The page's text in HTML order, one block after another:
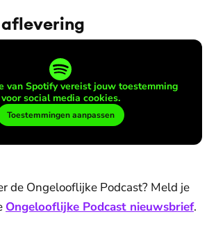
van Spotify vereist jouw toestemming
voor social media cookies.
Toestemmingen aanpassen
de Ongelooflijke Podcast? Meld je
Ongelooflijke Podcast nieuwsbrief.